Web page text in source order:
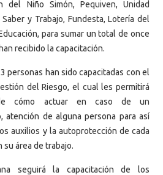
del Niño Simón, Pequiven, Unidad
y Trabajo, Fundesta, Lotería del
para sumar un total de once
recibido la capacitación.
personas han sido capacitadas con el
del Riesgo, el cual les permitirá
cómo actuar en caso de un
atención de alguna persona para así
auxilios y la autoprotección de cada
área de trabajo.
seguirá la capacitación de los